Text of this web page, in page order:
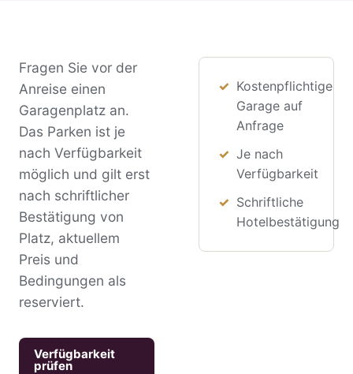
Fragen Sie vor der
Anreise einen
Garagenplatz an.
Das Parken ist je
nach Verfügbarkeit
möglich und gilt erst
nach schriftlicher
Bestätigung von
Platz, aktuellem
Preis und
Bedingungen als
reserviert.
Verfügbarkeit
prüfen
Kostenpflichtige
Garage auf
Anfrage
Je nach
Verfügbarkeit
Schriftliche
Hotelbestätigung